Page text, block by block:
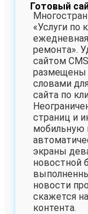
Готовый
«Услуги по
ремонта».
сайтом
размещены
словами
сайта по
страниц и
мобильную
экраны
новостной
новости
скажется
контента.